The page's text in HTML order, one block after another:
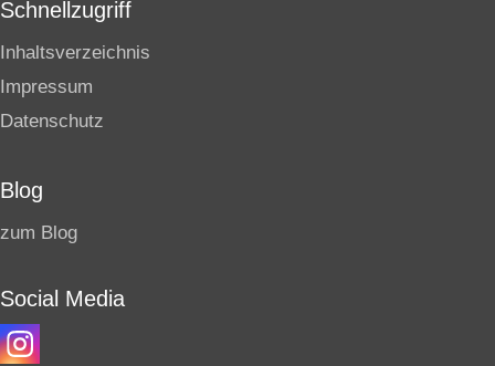
Schnellzugriff
Inhaltsverzeichnis
Impressum
Datenschutz
Blog
zum Blog
Social Media